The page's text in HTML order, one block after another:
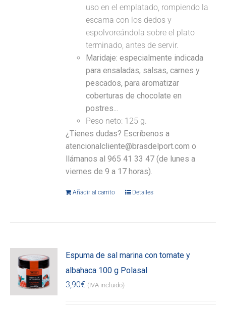
uso en el emplatado, rompiendo la
escama con los dedos y
espolvoreándola sobre el plato
terminado, antes de servir.
Maridaje: especialmente indicada
para ensaladas, salsas, carnes y
pescados, para aromatizar
coberturas de chocolate en
postres...
Peso neto: 125 g.
¿Tienes dudas? Escríbenos a
atencionalcliente@brasdelport.com o
llámanos al 965 41 33 47 (de lunes a
viernes de 9 a 17 horas).
Añadir al carrito Detalles
Espuma de sal marina con tomate y
albahaca 100 g Polasal
3,90€ (IVA incluido)